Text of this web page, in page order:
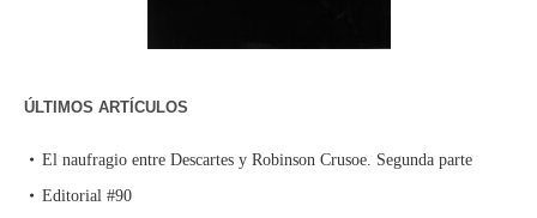
ÚLTIMOS ARTÍCULOS
El naufragio entre Descartes y Robinson Crusoe. Segunda parte
Editorial #90